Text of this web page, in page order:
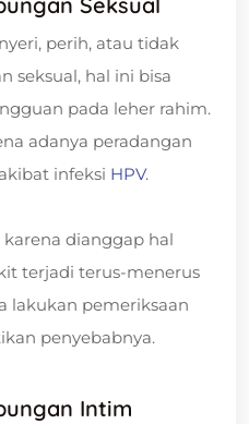
perih, atau tidak
seksual, hal ini bisa
pada leher rahim.
adanya peradangan
infeksi HPV.
dianggap hal
terjadi terus-menerus
lakukan pemeriksaan
penyebabnya.
Intim